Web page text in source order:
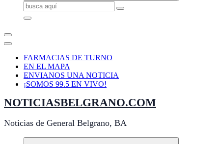
Buscar:
FARMACIAS DE TURNO
EN EL MAPA
ENVIANOS UNA NOTICIA
¡SOMOS 99.5 EN VIVO!
NOTICIASBELGRANO.COM
Noticias de General Belgrano, BA